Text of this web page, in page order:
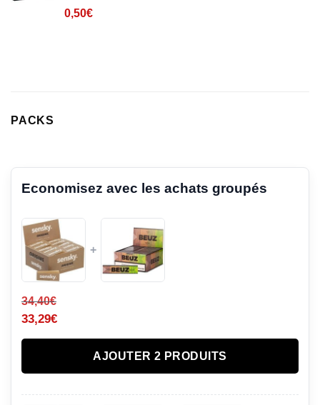
Noté4.9
sur 5 basé
11
0,50€
PACKS
Economisez avec les achats groupés
+
34,40€
33,29€
AJOUTER 2 PRODUITS